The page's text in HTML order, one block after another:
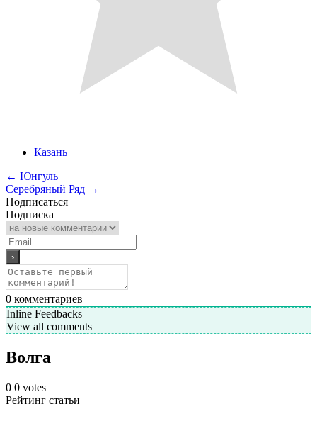
Казань
← Юнгуль
Серебряный Ряд →
Подписаться
Подписка
0 комментариев
Inline Feedbacks
View all comments
Волга
0 0 votes
Рейтинг статьи